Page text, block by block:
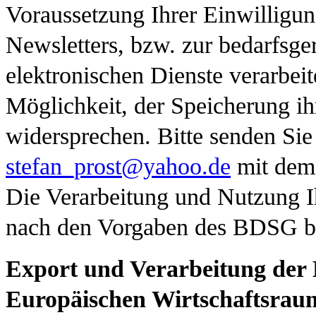
Voraussetzung Ihrer
Newsletters, bzw. zur
elektronischen Dienste
Möglichkeit, der Speicherung
widersprechen. Bitte senden
stefan_prost@yahoo.de mit
Die Verarbeitung und Nutzung
nach den Vorgaben des
Export und Verarbeitung der
Europäischen